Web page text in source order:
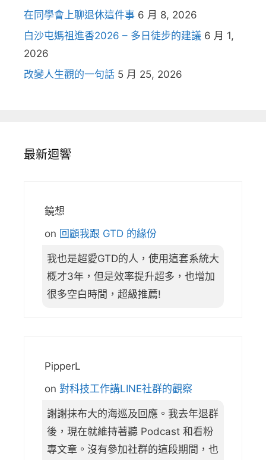
在同學會上聊退休這件事 6 月 8, 2026
白沙屯媽祖進香2026 – 多日徒步的建議 6 月 1,
2026
改變人生觀的一句話 5 月 25, 2026
最新迴響
鏡想
on 回顧我跟 GTD 的緣份
我也是超愛GTD的人，使用這套系統大
概才3年，但是效率提升超多，也增加
很多空白時間，超級推薦!
PipperL
on 對科技工作講LINE社群的觀察
謝謝抹布大的海巡及回應。我去年退群
後，現在就維持著聽 Podcast 和看粉
專文章。沒有參加社群的這段期間，也